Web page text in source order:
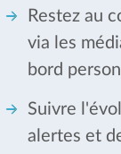
Restez au
via les
bord
Suivre
alertes et